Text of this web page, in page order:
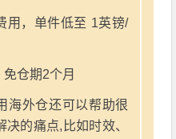
用，单件低至 1英镑/
仓期2个月
海外仓还可以帮助很
的痛点,比如时效、